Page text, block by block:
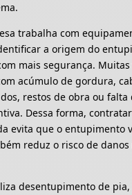
trabalha com
a origem do
mais segurança. Muitas
acúmulo de gordura,
restos de obra ou falta
Dessa forma,
evita que o entupimento
reduz o risco de danos
desentupimento de pia,